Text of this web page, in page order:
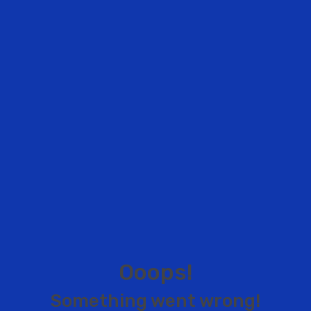
Ooops!
Something went wrong!